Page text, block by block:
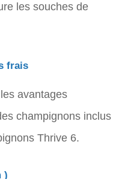
les souches de
frais
avantages
champignons inclus
Thrive 6.
)